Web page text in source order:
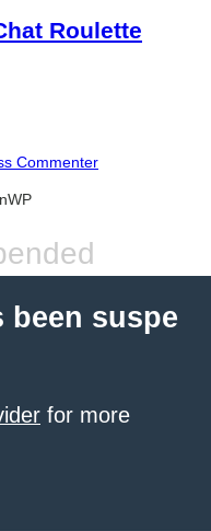
Roulette
Commenter
been suspe
for more